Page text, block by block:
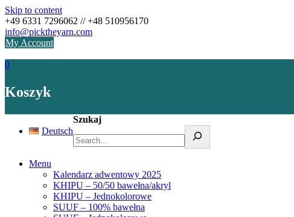
Skip to content
+49 6331 7296062 // +48 510956170
info@picktheyarn.com
My Account
0
Koszyk
Deutsch
Szukaj
Menu
Kalendarz adwentowy 2025
KHIPU – 50/50 bawełna/akryl
KHIPU – Jednokolorowe
SUUF – 100% bawełna